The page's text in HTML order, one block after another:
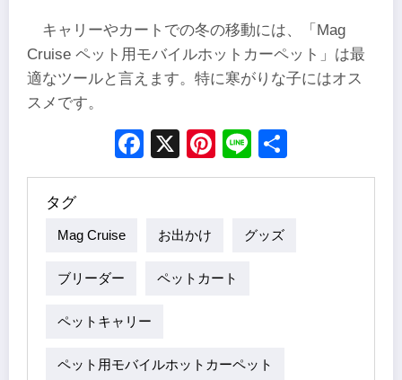
キャリーやカートでの冬の移動には、「Mag
Cruise ペット用モバイルホットカーペット」は最
適なツールと言えます。特に寒がりな子にはオス
スメです。
Facebook
X Pinterest
Line
タグ
Mag Cruise お出かけ グッズ
ブリーダー ペットカート
ペットキャリー
ペット用モバイルホットカーペット